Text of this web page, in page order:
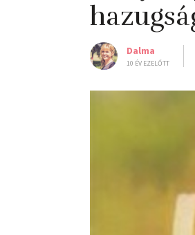
Dalma
10 ÉV EZELŐTT